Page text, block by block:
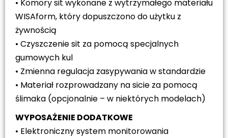
• Komory sit wykonane z wytrzymałego materiału
WISAform, który dopuszczono do użytku z
żywnością
• Czyszczenie sit za pomocą specjalnych
gumowych kul
• Zmienna regulacja zasypywania w standardzie
• Materiał rozprowadzany na sicie za pomocą
ślimaka (opcjonalnie – w niektórych modelach)
WYPOSAŻENIE DODATKOWE
• Elektroniczny system monitorowania